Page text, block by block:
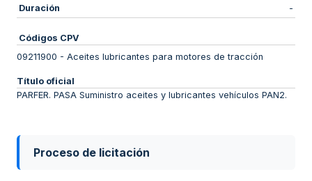
Duración -
Códigos CPV
09211900 - Aceites lubricantes para motores de tracción
Título oficial
PARFER. PASA Suministro aceites y lubricantes vehículos PAN2.
Proceso de licitación